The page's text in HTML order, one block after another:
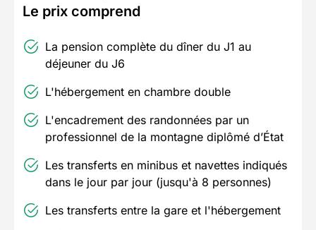
Le prix comprend
La pension complète du dîner du J1 au
déjeuner du J6
L'hébergement en chambre double
L'encadrement des randonnées par un
professionnel de la montagne diplômé d’État
Les transferts en minibus et navettes indiqués
dans le jour par jour (jusqu'à 8 personnes)
Les transferts entre la gare et l'hébergement